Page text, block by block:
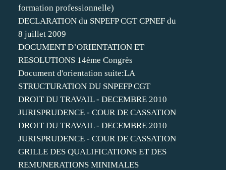
formation professionnelle)
DECLARATION du SNPEFP CGT CPNEF du
8 juillet 2009
DOCUMENT D’ORIENTATION ET
RESOLUTIONS 14ème Congrès
Document d'orientation suite:LA
STRUCTURATION DU SNPEFP CGT
DROIT DU TRAVAIL - DECEMBRE 2010
JURISPRUDENCE - COUR DE CASSATION
DROIT DU TRAVAIL - DECEMBRE 2010
JURISPRUDENCE - COUR DE CASSATION
GRILLE DES QUALIFICATIONS ET DES
REMUNERATIONS MINIMALES